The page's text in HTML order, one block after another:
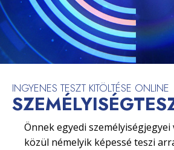
INGYENES TESZT KITÖLTÉSE ONLINE
Önnek egyedi személyiségjegyei
közül némelyik képessé teszi